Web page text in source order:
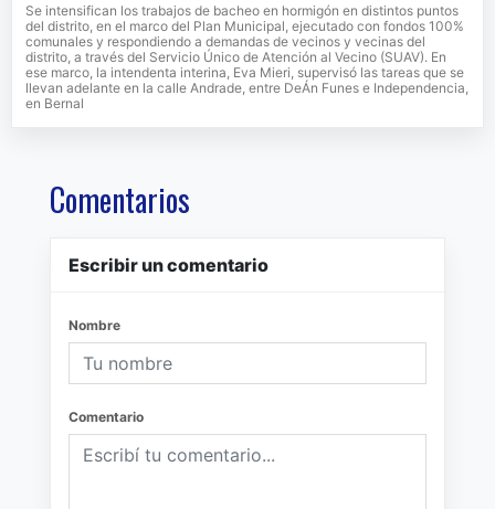
Se intensifican los trabajos de bacheo en hormigón en distintos puntos
del distrito, en el marco del Plan Municipal, ejecutado con fondos 100%
comunales y respondiendo a demandas de vecinos y vecinas del
distrito, a través del Servicio Único de Atención al Vecino (SUAV). En
ese marco, la intendenta interina, Eva Mieri, supervisó las tareas que se
llevan adelante en la calle Andrade, entre DeÁn Funes e Independencia,
en Bernal
Comentarios
Escribir un comentario
Nombre
Comentario